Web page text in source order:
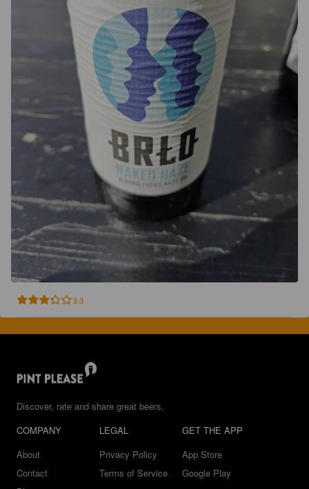
3.3
Discover, rate and share great beers.
COMPANY
About
Contact
LEGAL
Privacy Policy
Terms of Service
GET THE APP
App Store
Google Play